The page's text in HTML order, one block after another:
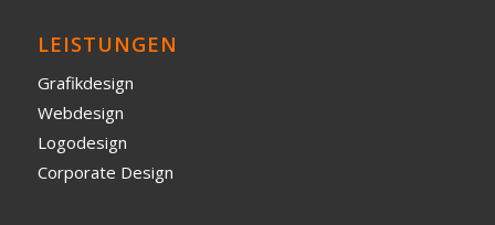
LEISTUNGEN
Grafikdesign
Webdesign
Logodesign
Corporate Design